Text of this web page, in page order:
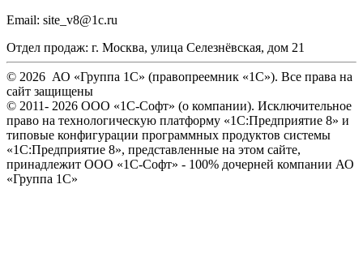
Email: site_v8@1c.ru
Отдел продаж: г. Москва, улица Селезнёвская, дом 21
© 2026 АО «Группа 1С» (правопреемник «1С»). Все права на
сайт защищены
© 2011- 2026 ООО «1С-Софт» (о компании). Исключительное
право на технологическую платформу «1С:Предприятие 8» и
типовые конфигурации программных продуктов системы
«1С:Предприятие 8», представленные на этом сайте,
принадлежит ООО «1С-Софт» - 100% дочерней компании АО
«Группа 1С»